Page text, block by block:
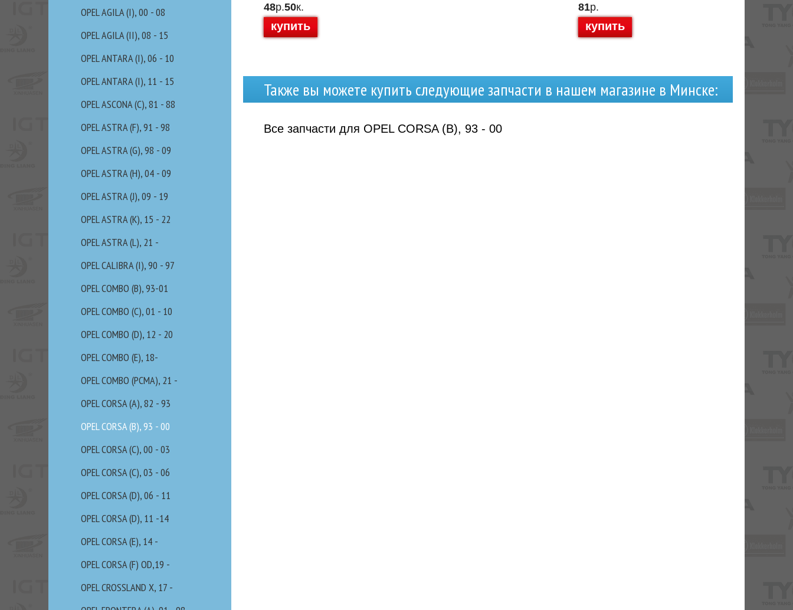
OPEL AGILA (I), 00 - 08
OPEL AGILA (II), 08 - 15
OPEL ANTARA (I), 06 - 10
OPEL ANTARA (I), 11 - 15
OPEL ASCONA (C), 81 - 88
OPEL ASTRA (F), 91 - 98
OPEL ASTRA (G), 98 - 09
OPEL ASTRA (H), 04 - 09
OPEL ASTRA (J), 09 - 19
OPEL ASTRA (K), 15 - 22
OPEL ASTRA (L), 21 -
OPEL CALIBRA (I), 90 - 97
OPEL COMBO (B), 93-01
OPEL COMBO (C), 01 - 10
OPEL COMBO (D), 12 - 20
OPEL COMBO (E), 18-
OPEL COMBO (PCMA), 21 -
OPEL CORSA (A), 82 - 93
OPEL CORSA (B), 93 - 00
OPEL CORSA (C), 00 - 03
OPEL CORSA (C), 03 - 06
OPEL CORSA (D), 06 - 11
OPEL CORSA (D), 11 -14
OPEL CORSA (E), 14 -
OPEL CORSA (F) OD,19 -
OPEL CROSSLAND X, 17 -
48р.50к.
купить
81р.
купить
Также вы можете купить следующие запчасти в нашем магазине в Минске:
Все запчасти для OPEL CORSA (B), 93 - 00